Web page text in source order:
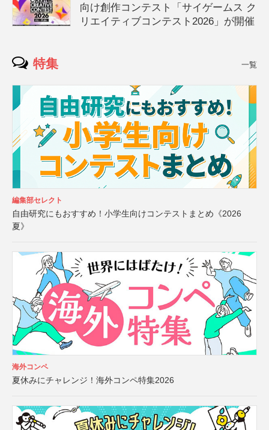
向け創作コンテスト「サイゲームス ク
リエイティブコンテスト2026」が開催
特集 一覧
編集部セレクト
自由研究にもおすすめ！小学生向けコンテストまとめ《2026
夏》
海外コンペ
夏休みにチャレンジ！海外コンペ特集2026